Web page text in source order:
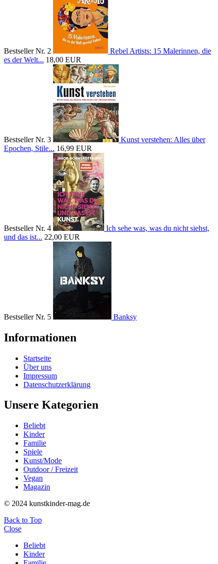
Bestseller Nr. 2
Rebel Artists: 15 Malerinnen, die
es der Welt... 18,00 EUR
Bestseller Nr. 3
Kunst verstehen: Alles über
Epochen, Stile... 16,99 EUR
Bestseller Nr. 4
Ich sehe was, was du nicht siehst,
und das ist... 22,00 EUR
Bestseller Nr. 5 Banksy
Informationen
Startseite
Über uns
Impressum
Datenschutzerklärung
Unsere Kategorien
Beliebt
Kinder
Familie
Spiele
Kunst/Mode
Outdoor / Freizeit
Vegan
Magazin
© 2024 kunstkinder-mag.de
Back to Top
Close
Beliebt
Kinder